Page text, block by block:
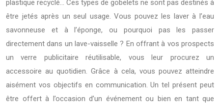
plastique recyclé… Ces types de gobelets ne sont pas destinés à
être jetés après un seul usage. Vous pouvez les laver à l’eau
savonneuse et à l’éponge, ou pourquoi pas les passer
directement dans un lave-vaisselle ? En offrant à vos prospects
un verre publicitaire réutilisable, vous leur procurez un
accessoire au quotidien. Grâce à cela, vous pouvez atteindre
aisément vos objectifs en communication. Un tel présent peut
être offert à l’occasion d’un événement ou bien en tant que